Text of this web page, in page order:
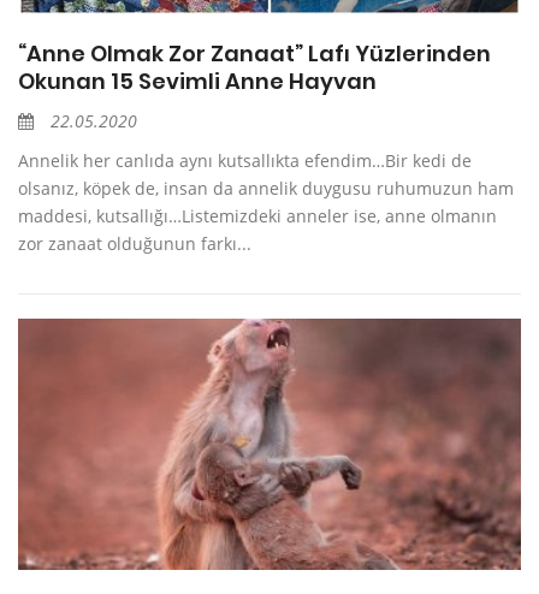
“Anne Olmak Zor Zanaat” Lafı Yüzlerinden
Okunan 15 Sevimli Anne Hayvan
22.05.2020
Annelik her canlıda aynı kutsallıkta efendim…Bir kedi de
olsanız, köpek de, insan da annelik duygusu ruhumuzun ham
maddesi, kutsallığı…Listemizdeki anneler ise, anne olmanın
zor zanaat olduğunun farkı...